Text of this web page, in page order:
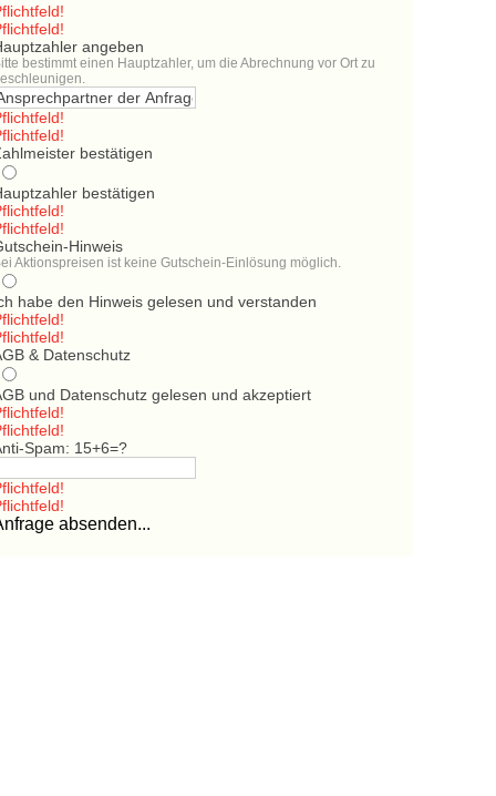
angeben
bestimmt einen Hauptzahler, um die Abrechnung vor Ort zu
bestätigen
bestätigen
Hinweis
Aktionspreisen ist keine Gutschein-Einlösung möglich.
habe den Hinweis gelesen und verstanden
& Datenschutz
und Datenschutz gelesen und akzeptiert
Spam: 15+6=?
absenden...